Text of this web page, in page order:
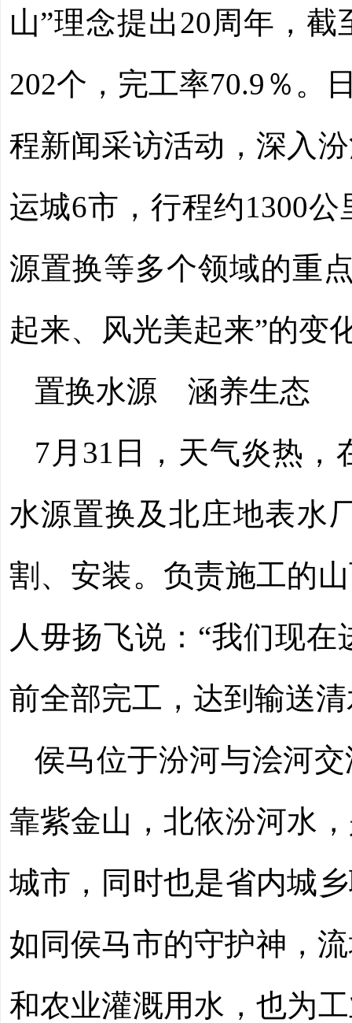
山”理念提出20周年，
202个，完工率70.9％。
程新闻采访活动，深入
运城6市，行程约1300
源置换等多个领域的重
起来、风光美起来”的变
置换水源 涵养生态
7月31日，天气炎热
水源置换及北庄地表水
割、安装。负责施工的
人毋扬飞说：“我们现
前全部完工，达到输送
侯马位于汾河与浍河
靠紫金山，北依汾河水
城市，同时也是省内城
如同侯马市的守护神，
和农业灌溉用水，也为